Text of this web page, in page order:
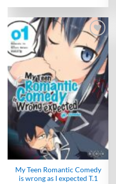
Ajouter
à la
wishlist
My Teen Romantic Comedy
is wrong as I expected T.1